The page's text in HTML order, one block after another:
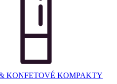
KONFETOVÉ KOMPAKTY